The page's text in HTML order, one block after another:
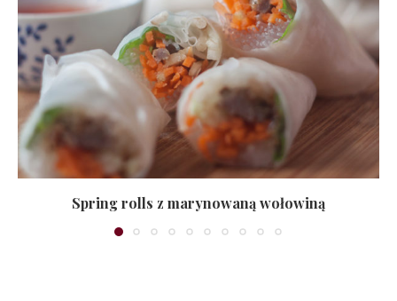
Spring rolls z marynowaną wołowiną